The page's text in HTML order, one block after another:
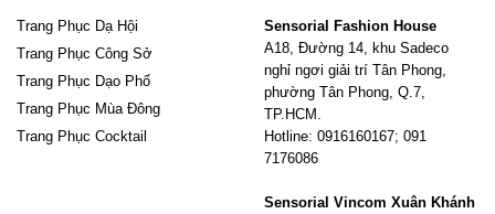
Trang Phục Dạ Hội
Trang Phục Công Sở
Trang Phục Dạo Phố
Trang Phục Mùa Đông
Trang Phục Cocktail
Sensorial Fashion House
A18, Đường 14, khu Sadeco
nghỉ ngơi giải trí Tân Phong,
phường Tân Phong, Q.7,
TP.HCM.
Hotline: 0916160167; 091
7176086
Sensorial Vincom Xuân Khánh